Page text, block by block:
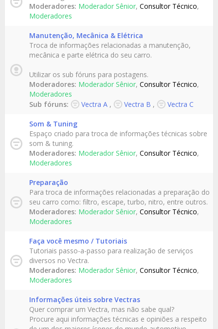
Moderadores: Moderador Sênior, Consultor Técnico,
Moderadores
Manutenção, Mecânica & Elétrica
Troca de informações relacionadas a manutenção,
mecânica e parte elétrica do seu carro.
Utilizar os sub fóruns para postagens.
Moderadores: Moderador Sênior, Consultor Técnico,
Moderadores
Sub fóruns:
Vectra A , Vectra B , Vectra C
Som & Tuning
Espaço criado para troca de informações técnicas sobre
som & tuning.
Moderadores: Moderador Sênior, Consultor Técnico,
Moderadores
Preparação
Para troca de informações relacionadas a preparação do
seu carro como: filtro, escape, turbo, nitro, entre outros.
Moderadores: Moderador Sênior, Consultor Técnico,
Moderadores
Faça você mesmo / Tutoriais
Tutoriais passo-a-passo para realização de serviços
diversos no Vectra.
Moderadores: Moderador Sênior, Consultor Técnico,
Moderadores
Informações úteis sobre Vectras
Quer comprar um Vectra, mas não sabe qual?
Procure aqui informações técnicas e opiniões a respeito